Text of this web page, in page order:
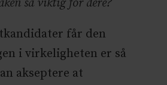
så viktig for dere?
får den
i virkeligheten er så
akseptere at